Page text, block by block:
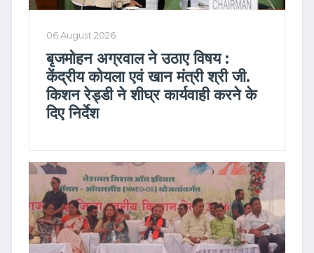
06 August 2026
बृजमोहन अग्रवाल ने उठाए विषय :
केंद्रीय कोयला एवं खान मंत्री श्री जी.
किशन रेड्डी ने शीघ्र कार्यवाही करने के
दिए निर्देश